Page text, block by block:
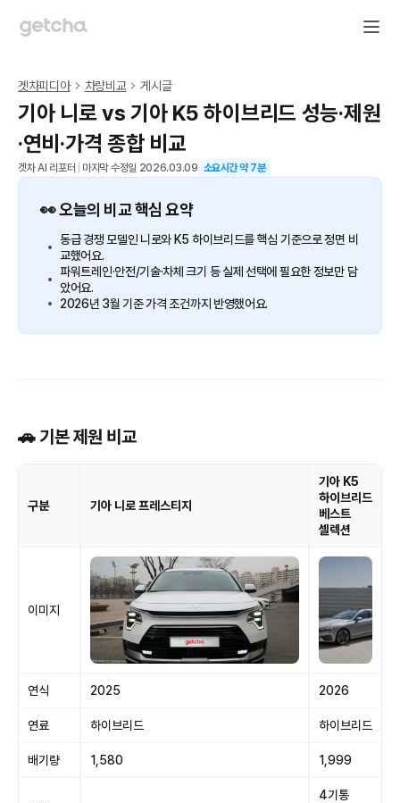
겟차피디아 차량비교 게시글
기아 니로 vs 기아 K5 하이브리드 성능·제원
·연비·가격 종합 비교
겟차 AI 리포터 마지막 수정일 2026.03.09 소요시간 약7분
👀 오늘의 비교 핵심 요약
동급 경쟁 모델인 니로와 K5 하이브리드를 핵심 기준으로 정면 비
교했어요.
파워트레인·안전/기술·차체 크기 등 실제 선택에 필요한 정보만 담
았어요.
2026년 3월 기준 가격 조건까지 반영했어요.
🚗 기본 제원 비교
구분 기아 니로 프레스티지
기아 K5
하이브리드
베스트
셀렉션
이미지
연식 2025 2026
연료 하이브리드 하이브리드
배기량 1,580 1,999
4기통